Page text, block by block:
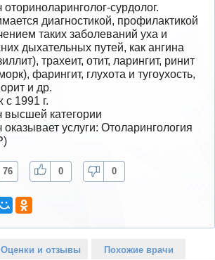
оториноларинголог-сурдолог.
диагностикой, профилактикой
таких заболеваний уха и
дыхательных путей, как ангина
трахеит, отит, ларингит, ринит
фарингит, глухота и тугоухость,
и др.
с 1991 г.
высшей категории
оказывает услуги: Отоларингология
76 0 0
Оценки и отзывы Похожие врачи